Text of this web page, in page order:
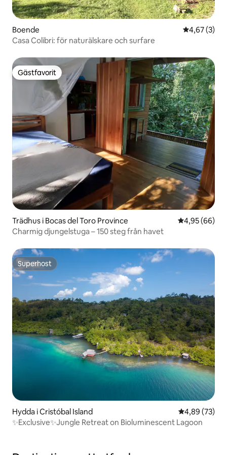
Boende 4,67 av 5 i
4,67 (3)
Casa Colibri: för naturälskare och surfare
Gästfavorit
Gästfavorit
Trädhus i Bocas del Toro Province 4,95 av 5 i
4,95 (66)
Charmig djungelstuga – 150 steg från havet
Superhost
Superhost
Hydda i Cristóbal Island 4,89 av 5 i
4,89 (73)
✨Exclusive✨Jungle Retreat on Bioluminescent Lagoon